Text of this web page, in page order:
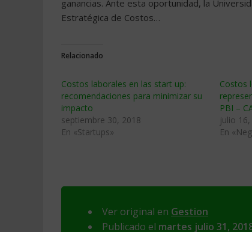
ganancias. Ante esta oportunidad, la
Estratégica de Costos…
Relacionado
Costos laborales en las start up:
recomendaciones para minimizar su
impacto
septiembre 30, 2018
En «Startups»
Costos
PBI –
julio
En
Ver original en Gestion
Publicado el martes julio 31,